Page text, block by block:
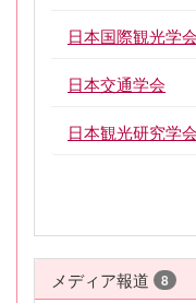
日本国際観光学会
日本交通学会
日本観光研究学会
メディア報道 8